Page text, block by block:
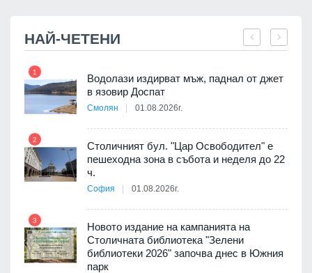
НАЙ-ЧЕТЕНИ
1
Водолази издирват мъж, паднал от джет
в язовир Доспат
Смолян 01.08.2026г.
2
Столичният бул. "Цар Освободител" е
пешеходна зона в събота и неделя до 22
ч.
София 01.08.2026г.
3
Новото издание на кампанията на
Столичната библиотека "Зелени
библиотеки 2026" започва днес в Южния
парк